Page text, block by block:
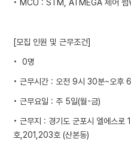
• MCU : STM, ATMEGA 제어 펌
[모집 인원 및 근무조건]
• 0명
• 근무시간 : 오전 9시 30분~오후
• 근무요일 : 주 5일(월-금)
• 근무지 : 경기도 군포시 엘에스
호,201,203호 (산본동)